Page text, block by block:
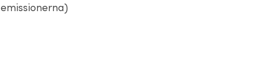
emissionerna)